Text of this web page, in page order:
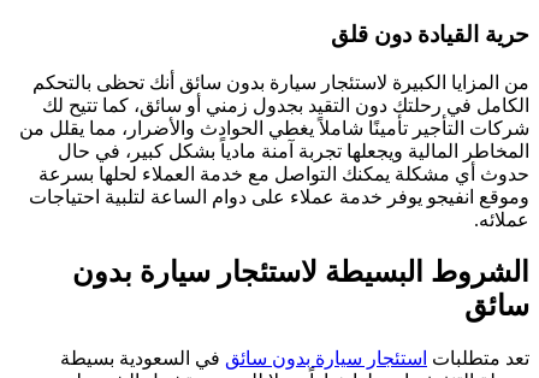
حرية القيادة دون قلق
من المزايا الكبيرة لاستئجار سيارة بدون سائق أنك تحظى بالتحكم
الكامل في رحلتك دون التقيد بجدول زمني أو سائق، كما تتيح لك
شركات التأجير تأمينًا شاملاً يغطي الحوادث والأضرار، مما يقلل من
المخاطر المالية ويجعلها تجربة آمنة مادياً بشكل كبير، في حال
حدوث أي مشكلة يمكنك التواصل مع خدمة العملاء لحلها بسرعة
وموقع انفيجو يوفر خدمة عملاء على دوام الساعة لتلبية احتياجات
عملائه.
الشروط البسيطة لاستئجار سيارة بدون
سائق
تعد متطلبات استئجار سيارة بدون سائق في السعودية بسيطة